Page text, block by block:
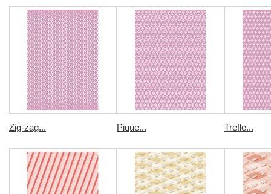
Zig-zag... Pique... Trefle...